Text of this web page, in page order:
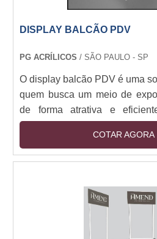
DISPLAY BALCÃO PDV
PG ACRÍLICOS/ SÃO PAULO - SP
O display balcão PDV é uma
quem busca um meio de
de forma atrativa e
moderno e resistente, o
ideal para lojas,
outros estabelecimentos
balcão PDV ainda conta com
de tamanhos e cores para se
COTAR AGORA